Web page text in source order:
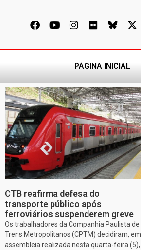
PÁGINA INICIAL
CTB reafirma defesa do
transporte público após
ferroviários suspenderem greve
Os trabalhadores da Companhia Paulista de
Trens Metropolitanos (CPTM) decidiram, em
assembleia realizada nesta quarta-feira (5),